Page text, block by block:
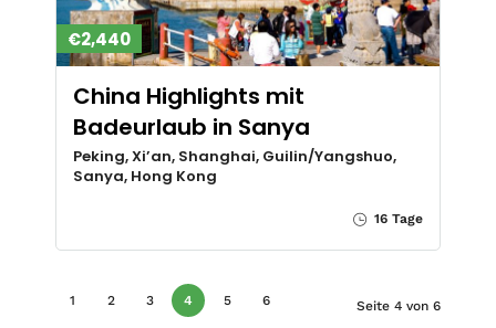
€2,440
China Highlights mit
Badeurlaub in Sanya
Peking, Xi’an, Shanghai, Guilin/Yangshuo,
Sanya, Hong Kong
16 Tage
1 2 3 4 5 6 Seite 4 von 6